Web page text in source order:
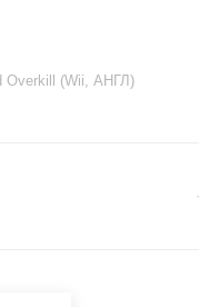
Overkill (Wii, АНГЛ)